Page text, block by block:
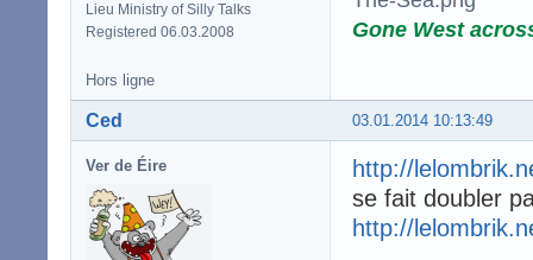
Lieu Ministry of Silly Talks
Registered 06.03.2008
Gone West
Hors ligne
03.01.2014 10:13:49
Ced
Ver de Éire
http://
se fait doubler
http://